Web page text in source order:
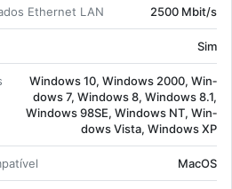
802.11g, Wi-Fi 4 (802.11n),
Wi-Fi 6 (802.11ax), Wi-Fi
Ethernet LAN 2500 Mbit/s
Sim
Win­dows 10, Win­dows 2000, Win­
dows 7, Win­dows 8, Win­dows 8.1,
Win­dows 98SE, Win­dows NT, Win­
dows Vista, Win­dows XP
MacOS